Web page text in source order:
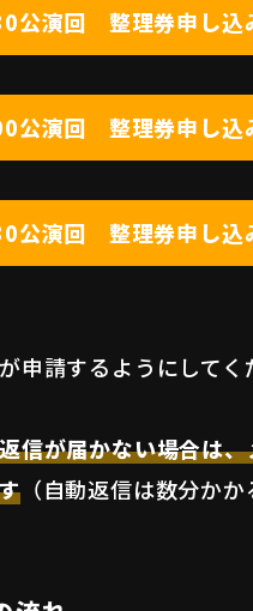
公演回 整理券申し込
公演回 整理券申し込
公演回 整理券申し込
申請するようにして
信が届かない場合は
（自動返信は数分か